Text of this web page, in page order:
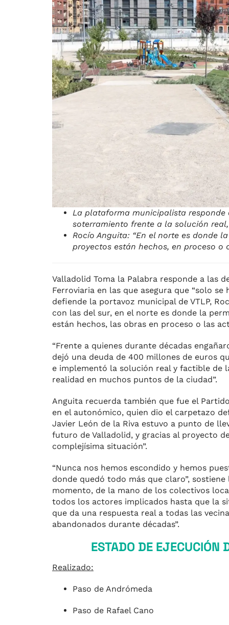
La plataforma municipalista
soterramiento frente a la solución
Rocío Anguita: “En el norte es donde
proyectos están hechos, en proceso o
Valladolid Toma la Palabra responde a las
Ferroviaria en las que asegura que “solo
defiende la portavoz municipal de VTLP,
con las del sur, en el norte es donde la
están hechos, las obras en proceso o las
“Frente a quienes durante décadas
dejó una deuda de 400 millones de euros
e implementó la solución real y factible de
realidad en muchos puntos de la ciudad”.
Anguita recuerda también que fue el
en el autonómico, quien dio el carpetazo
Javier León de la Riva estuvo a punto de
futuro de Valladolid, y gracias al proyecto
complejísima situación”.
“Nunca nos hemos escondido y hemos
donde quedó todo más que claro”,
momento, de la mano de los colectivos
todos los actores implicados hasta que la
que da una respuesta real a todas las
abandonados durante décadas”.
ESTADO DE EJECUCIÓN
Realizado:
Paso de Andrómeda
Paso de Rafael Cano